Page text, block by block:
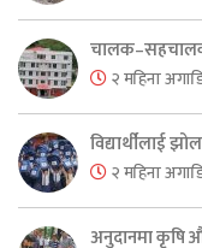
२ महिना
विद्यार्थीलाई
२ महिना
अनुदानमा कृषि